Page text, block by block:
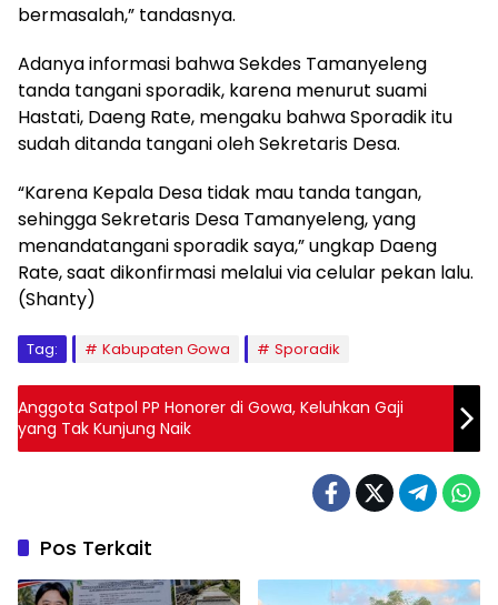
bermasalah,” tandasnya.
Adanya informasi bahwa Sekdes Tamanyeleng
tanda tangani sporadik, karena menurut suami
Hastati, Daeng Rate, mengaku bahwa Sporadik itu
sudah ditanda tangani oleh Sekretaris Desa.
“Karena Kepala Desa tidak mau tanda tangan,
sehingga Sekretaris Desa Tamanyeleng, yang
menandatangani sporadik saya,” ungkap Daeng
Rate, saat dikonfirmasi melalui via celular pekan lalu.
(Shanty)
Tag: Kabupaten Gowa Sporadik
Anggota Satpol PP Honorer di Gowa, Keluhkan Gaji
yang Tak Kunjung Naik
Pos Terkait